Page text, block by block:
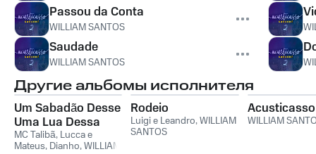
Passou da Conta
WILLIAM SANTOS
Saudade
WILLIAM SANTOS
Другие альбомы исполнителя
Um Sabadão Desse
Uma Lua Dessa
MC Talibã, Lucca e
Mateus, Dianho,WILLIAM
Rodeio
Luigi e Leandro,WILLIAM
SANTOS
Acusticasso
WILLIAM